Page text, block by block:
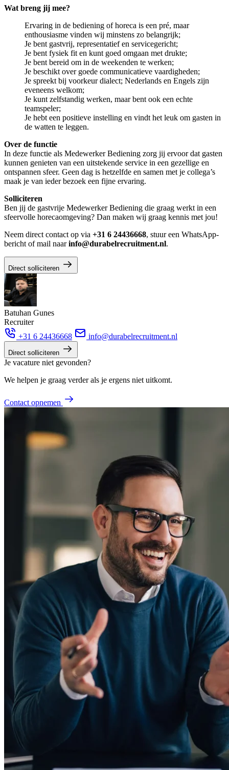
Wat breng jij mee?
Ervaring in de bediening of horeca is een pré, maar
enthousiasme vinden wij minstens zo belangrijk;
Je bent gastvrij, representatief en servicegericht;
Je bent fysiek fit en kunt goed omgaan met drukte;
Je bent bereid om in de weekenden te werken;
Je beschikt over goede communicatieve vaardigheden;
Je spreekt bij voorkeur dialect; Nederlands en Engels zijn
eveneens welkom;
Je kunt zelfstandig werken, maar bent ook een echte
teamspeler;
Je hebt een positieve instelling en vindt het leuk om gasten in
de watten te leggen.
Over de functie
In deze functie als Medewerker Bediening zorg jij ervoor dat gasten
kunnen genieten van een uitstekende service in een gezellige en
ontspannen sfeer. Geen dag is hetzelfde en samen met je collega’s
maak je van ieder bezoek een fijne ervaring.
Solliciteren
Ben jij de gastvrije Medewerker Bediening die graag werkt in een
sfeervolle horecaomgeving? Dan maken wij graag kennis met jou!
Neem direct contact op via +31 6 24436668, stuur een WhatsApp-
bericht of mail naarinfo@durabelrecruitment.nl.
Direct solliciteren
Batuhan Gunes
Recruiter
+31 6 24436668
info@durabelrecruitment.nl
Direct solliciteren
Je vacature niet gevonden?
We helpen je graag verder als je ergens niet uitkomt.
Contact opnemen